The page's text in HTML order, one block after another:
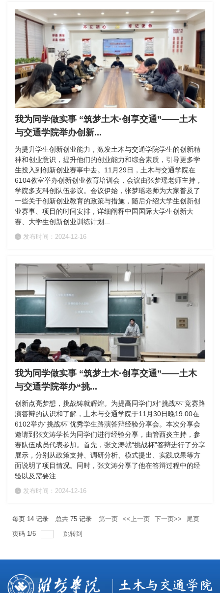
我为同学做实事 “筑梦土木·创享交通”——土木
与交通学院举办创新...
为提升学生创新创业能力，激发土木与交通学院学生的创新精
神和创业意识，提升他们的创业能力和综合素质，引导更多学
生投入到创新创业赛事中去。11月29日，土木与交通学院在
6104教室举办创新创业教育培训会，会议由张梦瑶老师主持，
学院多支科创队伍参议。会议伊始，张梦瑶老师为大家普及了
一些关于创新创业教育的政策与措施，随后介绍大学生创新创
业赛事、项目的时间安排，详细阐释中国国际大学生创新大
赛、大学生创新创业训练计划...
发布时间：2024-12-16
我为同学做实事 “筑梦土木·创享交通”——土木
与交通学院举办“挑...
创新点亮梦想，挑战铸就辉煌。为提高同学们对“挑战杯”竞赛路
演答辩的认识和了解，土木与交通学院于11月30日晚19:00在
6102举办“挑战杯”优秀学生路演答辩经验分享会。本次分享会
邀请到张文涛学长为同学们进行经验分享，由管西炎主持，参
赛队伍成员代表参加。首先，张文涛就“挑战杯”答辩进行了分享
展示，分别从政策支持、调研分析、模式提出、实践成果等方
面说明了项目情况。同时，张文涛分享了他在答辩过程中的经
验以及需要注...
发布时间：2024-12-16
每页 14 记录 总共 75 记录 第一页 <<上一页 下一页>>
尾页
页码 1 /6 跳转到